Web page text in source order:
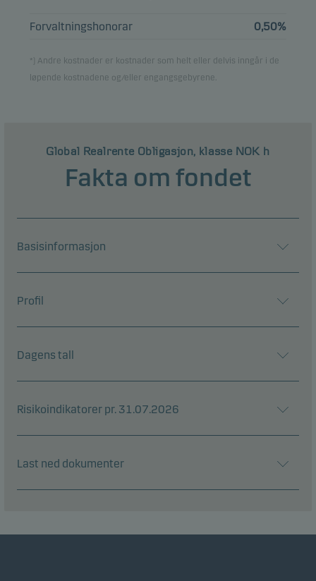
Forvaltningshonorar 0,50%
*) Andre kostnader er kostnader som helt eller delvis inngår i de
løpende kostnadene og/eller engangsgebyrene.
Global Realrente Obligasjon, klasse NOK h
Fakta om fondet
Basisinformasjon
Profil
Dagens tall
Risikoindikatorer pr. 31.07.2026
Last ned dokumenter